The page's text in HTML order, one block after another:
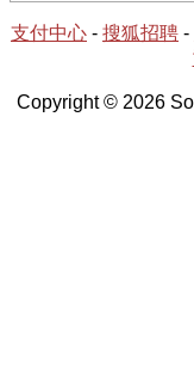
支付中心 - 搜狐招聘 -
Copyright © 2026